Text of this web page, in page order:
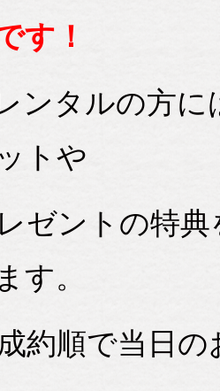
す！
ンタルの方
トや
ゼントの特
す。
約順で当日